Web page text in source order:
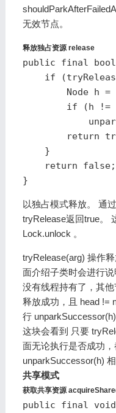
无效节点。
释放独占资源 release
public final
if
Node h =
if (h !=
return
    }
    return false;
}
以独占模式释放。 通
tryRelease返回true。
Lock.unlock 。
tryRelease(arg) 操作
面介绍子类时会进行
没有线程持有了，其他
释放成功，且 head !=
行 unparkSuccessor(h)
这块会看到 只要
面无论执行是否成功，
unparkSuccessor(h)
共享模式
获取共享资源
public final void